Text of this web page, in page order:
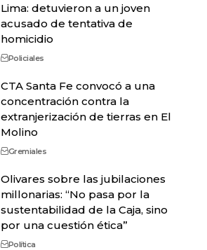
Lima: detuvieron a un joven
acusado de tentativa de
homicidio
Policiales
CTA Santa Fe convocó a una
concentración contra la
extranjerización de tierras en El
Molino
Gremiales
Olivares sobre las jubilaciones
millonarias: “No pasa por la
sustentabilidad de la Caja, sino
por una cuestión ética”
Política